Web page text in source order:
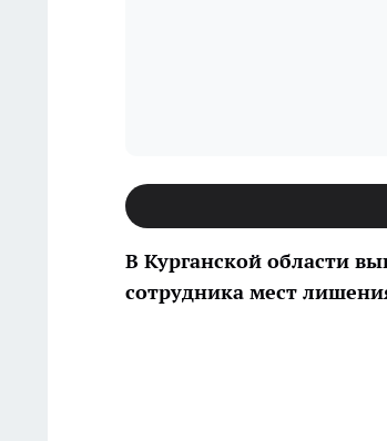
В Курганской области
сотрудника мест